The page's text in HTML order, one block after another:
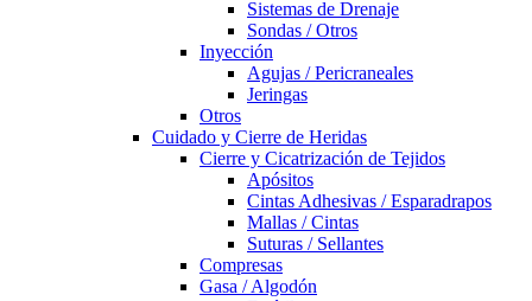
Sistemas de Drenaje
Sondas / Otros
Inyección
Agujas / Pericraneales
Jeringas
Otros
Cuidado y Cierre de Heridas
Cierre y Cicatrización de Tejidos
Apósitos
Cintas Adhesivas / Esparadrapos
Mallas / Cintas
Suturas / Sellantes
Compresas
Gasa / Algodón